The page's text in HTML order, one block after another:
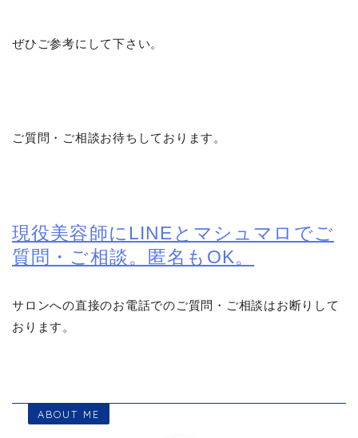
ぜひご参考にして下さい。
ご質問・ご相談お待ちしております。
現役美容師にLINEとマシュマロでご
質問・ご相談。匿名もOK。
サロンへの直接のお電話でのご質問・ご相談はお断りして
おります。
ABOUT ME